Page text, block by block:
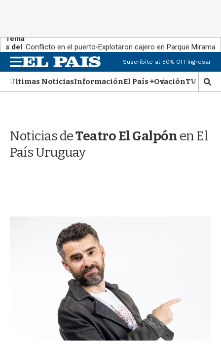
Tema
s del
día:
Conflicto en el puerto Explotaron cajero en Parque Miramar
M
e
n
u
Suscribite al 50% OFFIngresar
Últimas NoticiasInformaciónEl País +OvaciónTV Show
M
o
Noticias deTeatro El Galpónen El
País Uruguay